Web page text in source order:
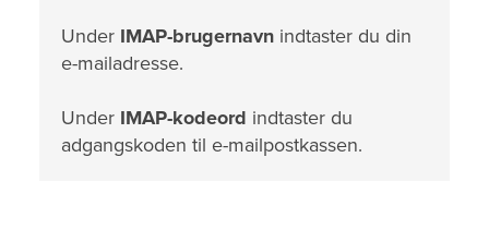
Under IMAP-brugernavn indtaster du din
e-mailadresse.
Under IMAP-kodeord indtaster du
adgangskoden til e-mailpostkassen.